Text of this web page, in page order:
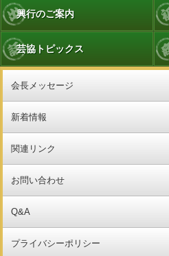
興行のご案内
芸協トピックス
会長メッセージ
新着情報
関連リンク
お問い合わせ
Q&A
プライバシーポリシー